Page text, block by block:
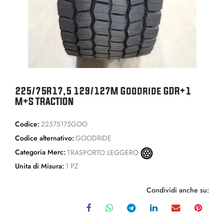
225/75R17,5 129/127M Goodride GDR+1
M+S TRACTION
Codice: 22575175GOO
Codice alternativo: GOODRIDE
Categoria Merc: TRASPORTO LEGGERO
Unita di Misura: 1 PZ
Condividi anche su: